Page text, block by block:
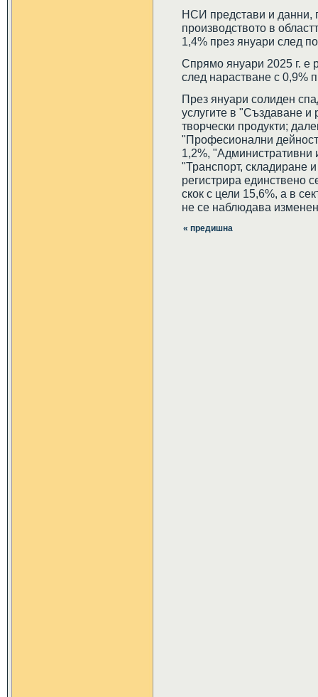
НСИ представи и данни,
производството в
1,4% през януари след
Спрямо януари 2025 г. е
след нарастване с 0,9%
През януари солиден
услугите в "Създаване
творчески продукти;
"Професионални
1,2%, "Административни
"Транспорт, складиране
регистрира единствено
скок с цели 15,6%, а в
не се наблюдава
« предишна